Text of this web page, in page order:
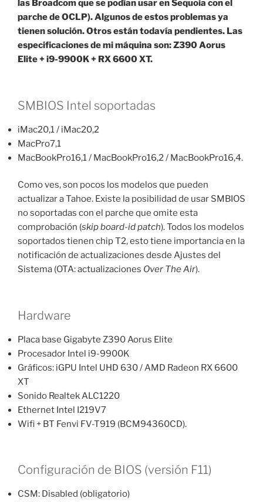
las Broadcom que se podían usar en Sequoia con el
parche de OCLP). Algunos de estos problemas ya
tienen solución. Otros están todavía pendientes. Las
especificaciones de mi máquina son: Z390 Aorus
Elite + i9-9900K + RX 6600 XT.
SMBIOS Intel soportadas
iMac20,1 / iMac20,2
MacPro7,1
MacBookPro16,1 / MacBookPro16,2 / MacBookPro16,4.
Como ves, son pocos los modelos que pueden
actualizar a Tahoe. Existe la posibilidad de usar SMBIOS
no soportadas con el parche que omite esta
comprobación (skip board-id patch). Todos los modelos
soportados tienen chip T2, esto tiene importancia en la
notificación de actualizaciones desde Ajustes del
Sistema (OTA: actualizaciones Over The Air).
Hardware
Placa base Gigabyte Z390 Aorus Elite
Procesador Intel i9-9900K
Gráficos: iGPU Intel UHD 630 / AMD Radeon RX 6600
XT
Sonido Realtek ALC1220
Ethernet Intel I219V7
Wifi + BT Fenvi FV-T919 (BCM94360CD).
Configuración de BIOS (versión F11)
CSM: Disabled (obligatorio)